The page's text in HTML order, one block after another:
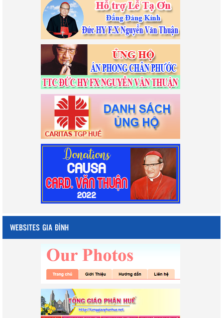
WEBSITES GIA ĐÌNH